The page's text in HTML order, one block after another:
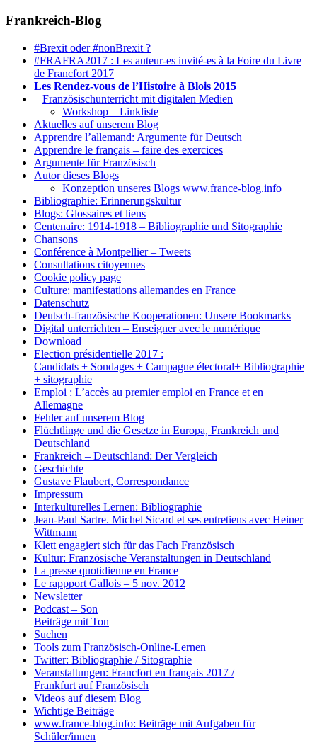
Frankreich-Blog
#Brexit oder #nonBrexit ?
#FRAFRA2017 : Les auteur-es invité-es à la Foire du Livre
de Francfort 2017
Les Rendez-vous de l’Histoire à Blois 2015
Französischunterricht mit digitalen Medien
Workshop – Linkliste
Aktuelles auf unserem Blog
Apprendre l’allemand: Argumente für Deutsch
Apprendre le français – faire des exercices
Argumente für Französisch
Autor dieses Blogs
Konzeption unseres Blogs www.france-blog.info
Bibliographie: Erinnerungskultur
Blogs: Glossaires et liens
Centenaire: 1914-1918 – Bibliographie und Sitographie
Chansons
Conférence à Montpellier – Tweets
Consultations citoyennes
Cookie policy page
Culture: manifestations allemandes en France
Datenschutz
Deutsch-französische Kooperationen: Unsere Bookmarks
Digital unterrichten – Enseigner avec le numérique
Download
Election présidentielle 2017 :
Candidats + Sondages + Campagne électoral+ Bibliographie
+ sitographie
Emploi : L’accès au premier emploi en France et en
Allemagne
Fehler auf unserem Blog
Flüchtlinge und die Gesetze in Europa, Frankreich und
Deutschland
Frankreich – Deutschland: Der Vergleich
Geschichte
Gustave Flaubert, Correspondance
Impressum
Interkulturelles Lernen: Bibliographie
Jean-Paul Sartre. Michel Sicard et ses entretiens avec Heiner
Wittmann
Klett engagiert sich für das Fach Französisch
Kultur: Französische Veranstaltungen in Deutschland
La presse quotidienne en France
Le rappport Gallois – 5 nov. 2012
Newsletter
Podcast – Son
Beiträge mit Ton
Suchen
Tools zum Französisch-Online-Lernen
Twitter: Bibliographie / Sitographie
Veranstaltungen: Francfort en français 2017 /
Frankfurt auf Französisch
Videos auf diesem Blog
Wichtige Beiträge
www.france-blog.info: Beiträge mit Aufgaben für
Schüler/innen